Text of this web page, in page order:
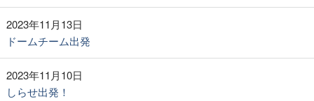
2023年11月13日
ドームチーム出発
2023年11月10日
しらせ出発！